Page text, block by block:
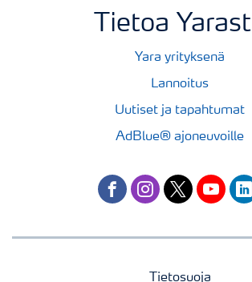
Tietoa
Yara yrityksenä
Lannoitus
Uutiset ja tapahtumat
AdBlue® ajoneuvoille
facebookinstagram
twitteryoutube
Tietosuoja